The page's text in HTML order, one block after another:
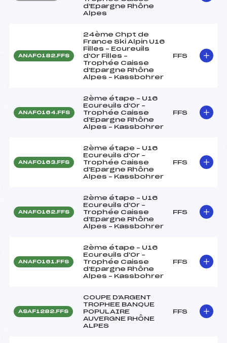
d'Epargne Rhône
Alpes
ANAF0182.FFS
24ème Chpt de
France Ski Alpin U16
Filles – Ecureuils
d'Or Filles –
Trophée Caisse
d'Epargne Rhône
Alpes – Kassbohrer
FFS
ANAF0164.FFS
2ème étape – U16
Ecureuils d'Or –
Trophée Caisse
d'Epargne Rhône
Alpes – Kassbohrer
FFS
ANAF0163.FFS
2ème étape – U16
Ecureuils d'Or –
Trophée Caisse
d'Epargne Rhône
Alpes – Kassbohrer
FFS
ANAF0162.FFS
2ème étape – U16
Ecureuils d'Or –
Trophée Caisse
d'Epargne Rhône
Alpes – Kassbohrer
FFS
ANAF0161.FFS
2ème étape – U16
Ecureuils d'Or –
Trophée Caisse
d'Epargne Rhône
Alpes – Kassbohrer
FFS
ASAF1282.FFS
COUPE D'ARGENT
TROPHEE BANQUE
POPULAIRE
AUVERGNE RHÔNE
ALPES
FFS